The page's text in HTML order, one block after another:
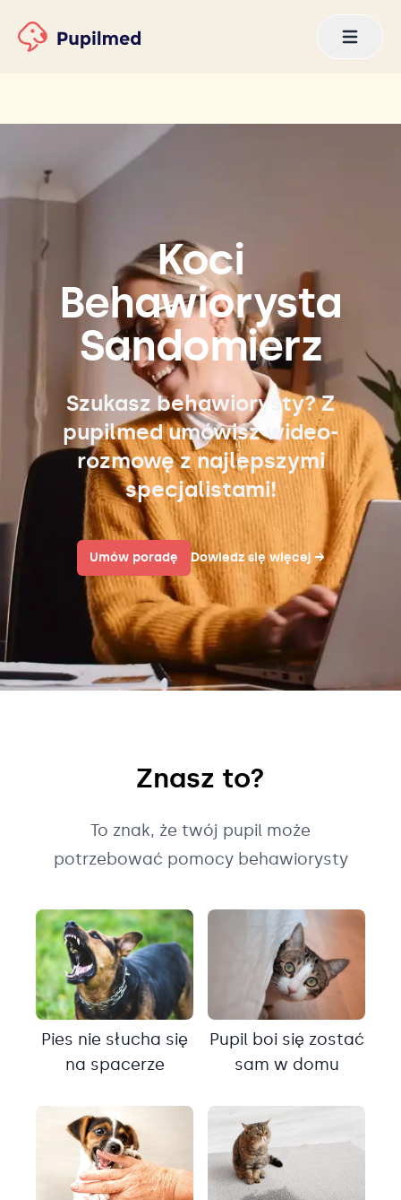
Koci
Behawiorysta
Sandomierz
Szukasz behawiorysty? Z
pupilmed umówisz wideo-
rozmowę z najlepszymi
specjalistami!
Umów poradę Dowiedz się więcej →
Znasz to?
To znak, że twój pupil może
potrzebować pomocy behawiorysty
Pies nie słucha się
na spacerze
Pupil boi się zostać
sam w domu